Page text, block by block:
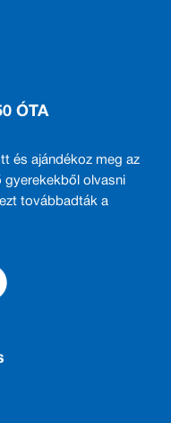
ÓTA
és ajándékoz meg az
gyerekekből olvasni
továbbadták a